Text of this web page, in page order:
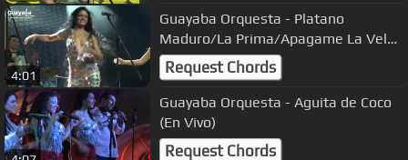
4:01
Guayaba Orquesta - Platano
Maduro/La Prima/Apagame La Vela
(En Vivo)
Request Chords
Guayaba Orquesta - Aguita de Coco
(En Vivo)
Request Chords